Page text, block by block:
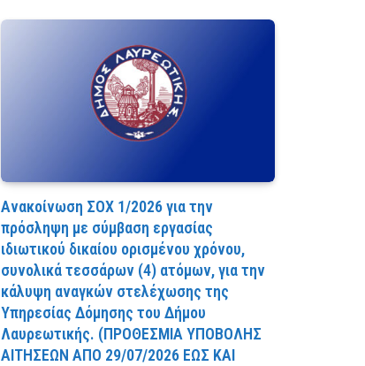
Ανακοίνωση ΣΟΧ 1/2026 για την
πρόσληψη με σύμβαση εργασίας
ιδιωτικού δικαίου ορισμένου χρόνου,
συνολικά τεσσάρων (4) ατόμων, για την
κάλυψη αναγκών στελέχωσης της
Υπηρεσίας Δόμησης του Δήμου
Λαυρεωτικής. (ΠPOΘEΣMIA YΠOBOΛHΣ
AITHΣEΩN AΠO 29/07/2026 EΩΣ KAI